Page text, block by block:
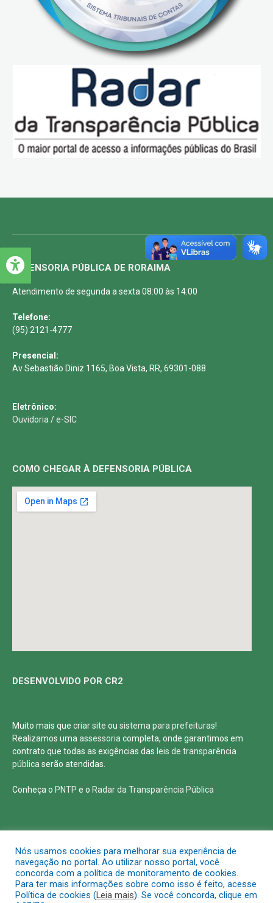
DEFENSORIA PÚBLICA DE RORAIMA
Atendimento de segunda a sexta 08:00 às 14:00
Telefone:
(95) 2121-4777
Presencial:
Av Sebastião Diniz 1165, Boa Vista, RR, 69301-088
Eletrônico:
Ouvidoria /e-SIC
COMO CHEGAR À DEFENSORIA PÚBLICA
DESENVOLVIDO POR CR2
Muito mais que criar site ou sistema para prefeituras!
Realizamos uma assessoria completa, onde garantimos em
contrato que todas as exigências das leis de transparência
pública serão atendidas.
Conheça o PNTP e o Radar da Transparência Pública
Todos os direitos reservados a Defensoria Pública de Roraima
Mapa do Site Acessar Área Administrativa
Nós usamos cookies para melhorar sua experiência de
navegação no portal. Ao utilizar nosso portal, você
concorda com a política de monitoramento de cookies.
Para ter mais informações sobre como isso é feito, acesse
Política de cookies (Leia mais). Se você concorda, clique em